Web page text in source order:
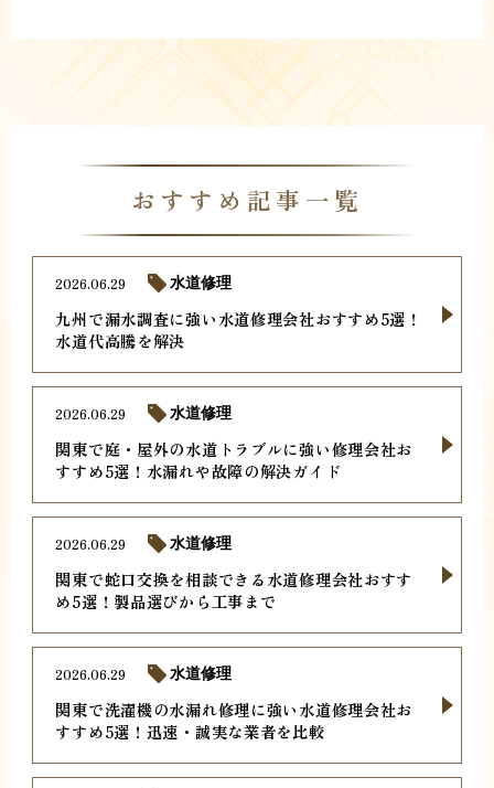
おすすめ記事一覧
九州で漏水調査に強い水道修理会社おすすめ5選！
水道代高騰を解決
2026.06.29 水道修理
関東で庭・屋外の水道トラブルに強い修理会社お
すすめ5選！水漏れや故障の解決ガイド
2026.06.29 水道修理
関東で蛇口交換を相談できる水道修理会社おすす
め5選！製品選びから工事まで
2026.06.29 水道修理
関東で洗濯機の水漏れ修理に強い水道修理会社お
すすめ5選！迅速・誠実な業者を比較
2026.06.29 水道修理